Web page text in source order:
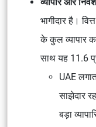
भागीदार है।
के कुल व्यापार
साथ यह 11.6
UAE
साझेदार
बड़ा